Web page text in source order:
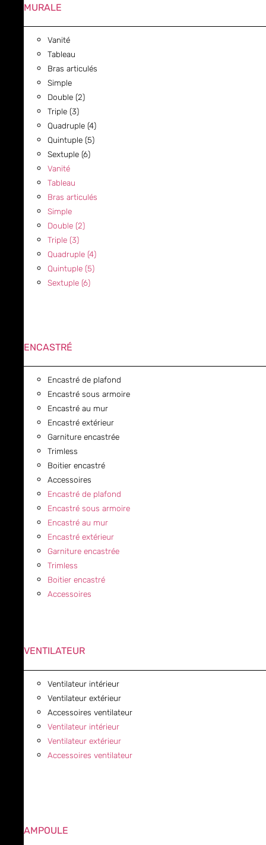
MURALE
Vanité
Tableau
Bras articulés
Simple
Double (2)
Triple (3)
Quadruple (4)
Quintuple (5)
Sextuple (6)
Vanité
Tableau
Bras articulés
Simple
Double (2)
Triple (3)
Quadruple (4)
Quintuple (5)
Sextuple (6)
ENCASTRÉ
Encastré de plafond
Encastré sous armoire
Encastré au mur
Encastré extérieur
Garniture encastrée
Trimless
Boitier encastré
Accessoires
Encastré de plafond
Encastré sous armoire
Encastré au mur
Encastré extérieur
Garniture encastrée
Trimless
Boitier encastré
Accessoires
VENTILATEUR
Ventilateur intérieur
Ventilateur extérieur
Accessoires ventilateur
Ventilateur intérieur
Ventilateur extérieur
Accessoires ventilateur
AMPOULE